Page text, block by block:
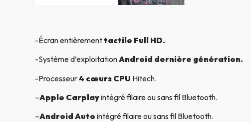
-Écran entièrementtactile Full HD.
-Système d’exploitationAndroid dernière génération.
-Processeur4 cœurs CPU Hitech.
–Apple Carplayintégré filaire ou sans fil Bluetooth.
–Android Auto intégré filaire ou sans fil Bluetooth.